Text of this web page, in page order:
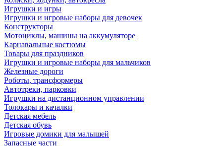
Игрушки и игры
Игрушки и игровые наборы для девочек
Конструкторы
Мотоциклы, машины на аккумуляторе
Карнавальные костюмы
Товары для праздников
Игрушки и игровые наборы для мальчиков
Железные дороги
Роботы, трансформеры
Автотреки, парковки
Игрушки на дистанционном управлении
Толокары и качалки
Детская мебель
Детская обувь
Игровые домики для малышей
Запасные части